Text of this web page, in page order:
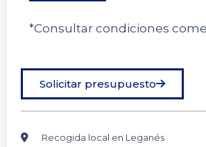
*Consultar condiciones
Solicitar presupuesto
Recogida local en Leganés